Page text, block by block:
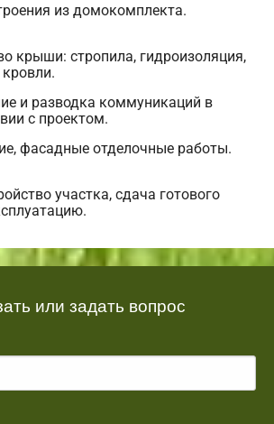
из домокомплекта.
крыши: стропила, гидроизоляция,
и разводка коммуникаций в
с проектом.
фасадные отделочные работы.
участка, сдача готового
или задать вопрос